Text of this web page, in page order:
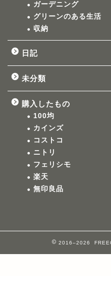
ガーデニング
グリーンのある生活
収納
日記
未分類
購入したもの
100均
カインズ
コストコ
ニトリ
フェリシモ
楽天
無印良品
2016–2026